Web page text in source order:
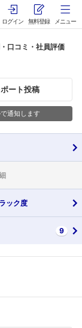
ログイン 無料登録 メニュー
口コミ・社員評価
ポート投稿
通知します
ック度
9